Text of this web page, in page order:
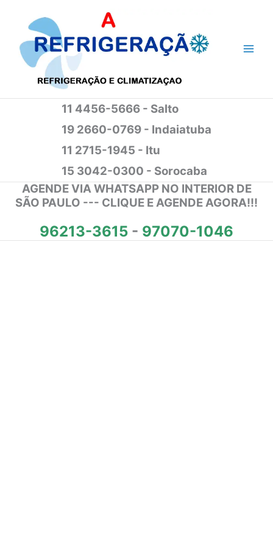
conteúdo
11 4456-5666 - Salto
19 2660-0769 - Indaiatuba
11 2715-1945 - Itu
15 3042-0300 - Sorocaba
AGENDE VIA WHATSAPP NO INTERIOR DE
SÃO PAULO --- CLIQUE E AGENDE AGORA!!!
96213-3615 - 97070-1046